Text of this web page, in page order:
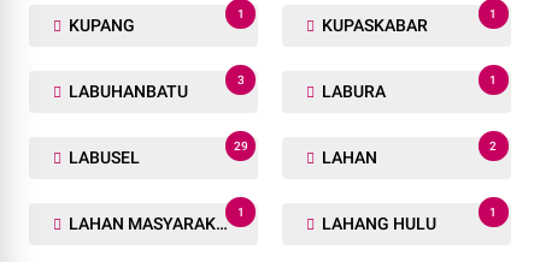
KUPANG
1
KUPASKABAR
1
LABUHANBATU
3
LABURA
1
LABUSEL
29
LAHAN
2
LAHAN MASYARAKAT
1
LAHANG HULU
1